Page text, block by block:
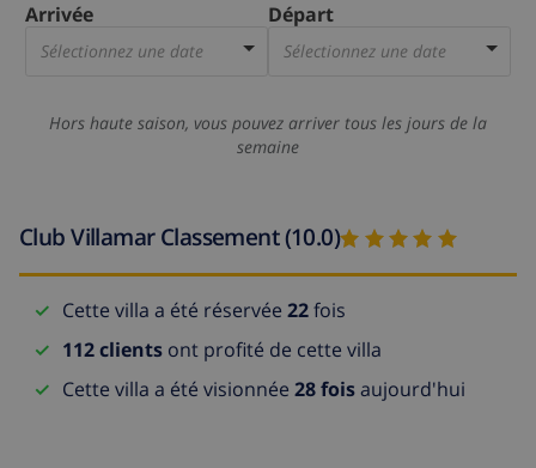
Arrivée
Sélectionnez une date
Départ
Sélectionnez une date
Hors haute saison, vous pouvez arriver tous les jours de la
semaine
Club Villamar Classement (10.0)
Cette villa a été réservée 22fois
112 clients ont profité de cette villa
Cette villa a été visionnée 28 foisaujourd'hui